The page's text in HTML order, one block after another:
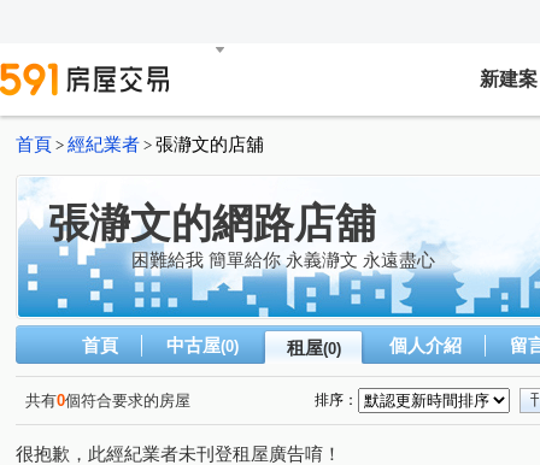
新建案
首頁 > 經紀業者 > 張瀞文的店舖
張瀞文的網路店舖
困難給我 簡單給你 永義瀞文 永遠盡心
首頁 中古屋(0) 租屋(0) 個人介紹 留
共有0個符合要求的房屋 排序：
很抱歉，此經紀業者未刊登租屋廣告唷！